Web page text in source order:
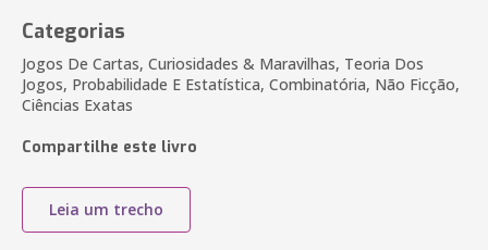
Categorias
Jogos De Cartas, Curiosidades & Maravilhas, Teoria Dos
Jogos, Probabilidade E Estatística, Combinatória, Não Ficção,
Ciências Exatas
Compartilhe este livro
Leia um trecho